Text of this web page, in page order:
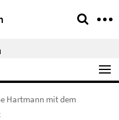
Hartmann mit dem